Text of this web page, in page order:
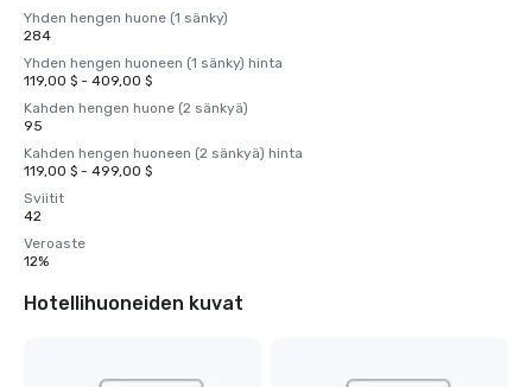
Yhden hengen huone (1 sänky)
284
Yhden hengen huoneen (1 sänky) hinta
119,00 $ - 409,00 $
Kahden hengen huone (2 sänkyä)
95
Kahden hengen huoneen (2 sänkyä) hinta
119,00 $ - 499,00 $
Sviitit
42
Veroaste
12%
Hotellihuoneiden kuvat